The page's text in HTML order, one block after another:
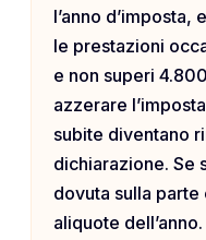
l’anno
le prestazioni
e non superi
azzerare
subite diventano
dichiarazione. Se
dovuta sulla
aliquote